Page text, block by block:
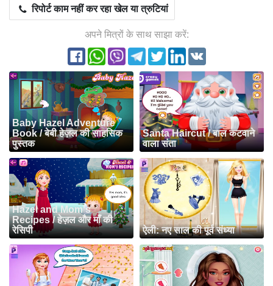
रिपोर्ट काम नहीं कर रहा खेल या त्रुटियां
अपने मित्रों के साथ साझा करें:
Baby Hazel Adventure
Book / बेबी हेज़ल की साहसिक
पुस्तक
Santa Haircut / बाल कटवाने
वाला संता
Hazel and Mom's
Recipes / हेज़ल और माँ की
रेसिपी
ऐली: नए साल की पूर्व संध्या